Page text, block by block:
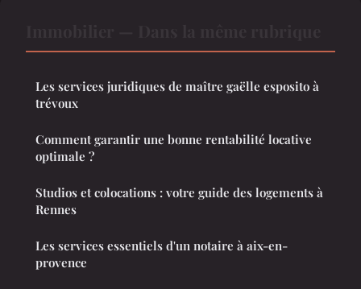
Les services juridiques de maître gaëlle esposito à
trévoux
Comment garantir une bonne rentabilité locative
optimale ?
Studios et colocations : votre guide des logements à
Rennes
Les services essentiels d'un notaire à aix-en-
provence